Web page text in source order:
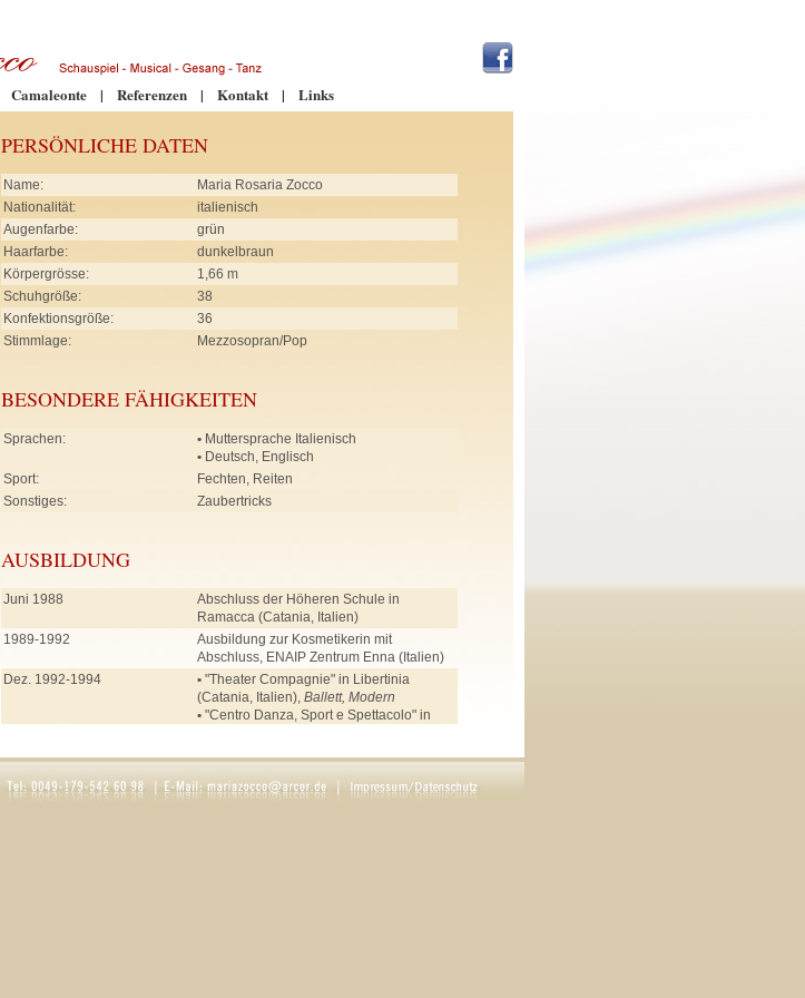
Camaleonte | Referenzen | Kontakt | Links
PERSÖNLICHE DATEN
Name:
Maria Rosaria Zocco
Nationalität:
italienisch
Augenfarbe:
grün
Haarfarbe:
dunkelbraun
Körpergrösse:
1,66 m
Schuhgröße:
38
Konfektionsgröße:
36
Stimmlage:
Mezzosopran/Pop
BESONDERE FÄHIGKEITEN
Sprachen: • Muttersprache Italienisch
• Deutsch, Englisch
Sport:
Fechten, Reiten
Sonstiges:
Zaubertricks
AUSBILDUNG
Juni 1988
Abschluss der Höheren Schule in
Ramacca (Catania, Italien)
1989-1992
Ausbildung zur Kosmetikerin mit
Abschluss, ENAIP Zentrum Enna (Italien)
Dez. 1992-1994
• "Theater Compagnie" in Libertinia
(Catania, Italien), Ballett, Modern
• "Centro Danza, Sport e Spettacolo" in
Jul. 1995-Feb. 1996
"Inlingua" Sprachschule (Mannheim),
März 1996 - Juli 1997
• "The Park" Tanzschule (Mannheim),